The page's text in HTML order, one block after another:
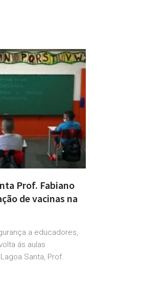
Prof. Fabiano
de vacinas na
a educadores,
ás aulas
Santa, Prof.